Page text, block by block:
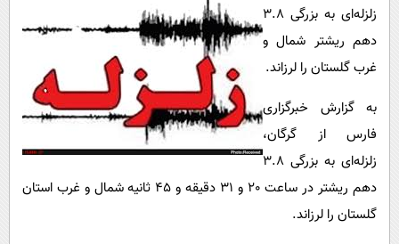
سرگرمی
فناوری
گوناگون
حوادث
پیامک
روانشناسی
آشپزی
دانلود
زلزله‌ای به بزرگی 3.8
دهم ریشتر شمال و
غرب گلستان را لرزاند.
به گزارش خبرگزاری
فارس از گرگان،
زلزله‌ای به بزرگی 3.8
دهم ریشتر در ساعت 20 و 31 دقیقه و 45 ثانیه شمال و غرب استان
گلستان را لرزاند.